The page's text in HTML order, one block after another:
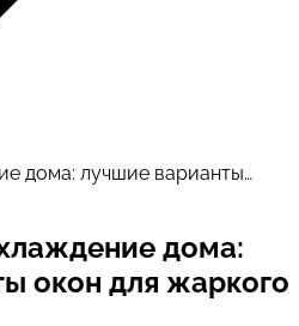
дома: лучшие варианты
дома:
окон для жаркого